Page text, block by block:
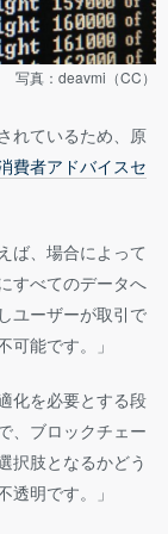
写真：deavmi（CC）
れているため、原
費者アドバイスセ
ば、場合によって
すべてのデータへ
ユーザーが取引で
能です。」
化を必要とする段
、ブロックチェー
択肢となるかどう
明です。」